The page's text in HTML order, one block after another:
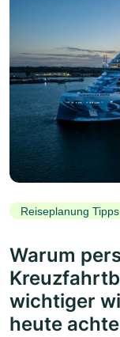
Reiseplanung Tipps
Warum
wichtiger
heute